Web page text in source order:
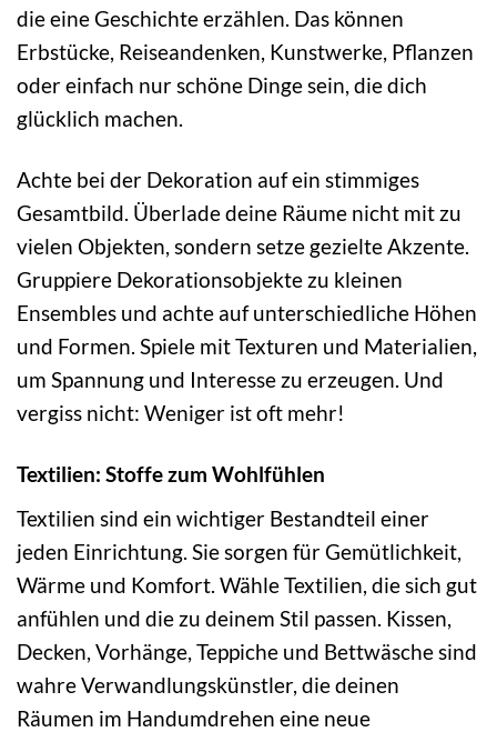
die eine Geschichte erzählen. Das können
Erbstücke, Reiseandenken, Kunstwerke, Pflanzen
oder einfach nur schöne Dinge sein, die dich
glücklich machen.
Achte bei der Dekoration auf ein stimmiges
Gesamtbild. Überlade deine Räume nicht mit zu
vielen Objekten, sondern setze gezielte Akzente.
Gruppiere Dekorationsobjekte zu kleinen
Ensembles und achte auf unterschiedliche Höhen
und Formen. Spiele mit Texturen und Materialien,
um Spannung und Interesse zu erzeugen. Und
vergiss nicht: Weniger ist oft mehr!
Textilien: Stoffe zum Wohlfühlen
Textilien sind ein wichtiger Bestandteil einer
jeden Einrichtung. Sie sorgen für Gemütlichkeit,
Wärme und Komfort. Wähle Textilien, die sich gut
anfühlen und die zu deinem Stil passen. Kissen,
Decken, Vorhänge, Teppiche und Bettwäsche sind
wahre Verwandlungskünstler, die deinen
Räumen im Handumdrehen eine neue